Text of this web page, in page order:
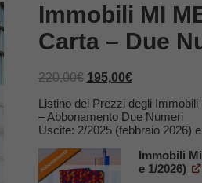
Immobili MI
Carta – Due
220,00€ Il
originale
era:
220,00€.
195,00€Il
attuale
è:
195,00€.
Listino dei Prezzi degli
– Abbonamento Due Numeri
Uscite: 2/2025 (febbraio 2026)
Immobili
e 1/2026)